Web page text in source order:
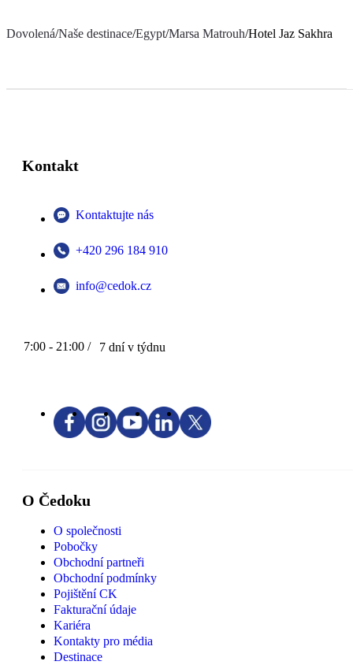
Dovolená/Naše destinace/Egypt/Marsa Matrouh/Hotel Jaz Sakhra
Kontakt
Kontaktujte nás
+420 296 184 910
info@cedok.cz
7:00 - 21:00 / 7 dní v týdnu
O Čedoku
O společnosti
Pobočky
Obchodní partneři
Obchodní podmínky
Pojištění CK
Fakturační údaje
Kariéra
Kontakty pro média
Destinace